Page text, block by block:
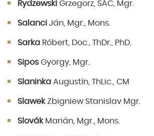
Rydzewski Grzegorz, SAC, Mgr.
Salanci Ján, Mgr., Mons.
Sarka Róbert, Doc., ThDr., PhD.
Sipos Gyorgy, Mgr.
Slaninka Augustín, ThLic., CM
SlawekZbigniew Stanislav Mgr.
SlovákMarián, Mgr., Mons.